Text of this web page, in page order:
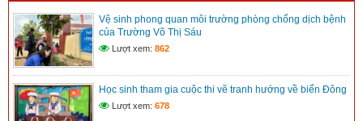
Kế hoạch Hội khỏe Phù đổng tỉnh Lâm Đồng lần I
(08/12/2025)
Kế hoạch chuyển đổi số xã Trường Xuân
(12/11/2025)
Vệ sinh phong quan môi trường phòng chống dịch bệnh
của Trường Võ Thị Sáu
Lượt xem: 862
Học sinh tham gia cuộc thi vẽ tranh hướng về biển Đông
Lượt xem: 678